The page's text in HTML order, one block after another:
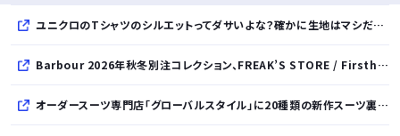
ユニクロのTシャツのシルエットってダサいよな？確かに生地はマシだけどさ
Barbour 2026年秋冬別注コレクション、FREAK’S STORE / Firsthand / Freadaから登場
オーダースーツ専門店「グローバルスタイル」に20種類の新作スーツ裏地が登場！おしゃれな花柄・サッカーボール・フラミンゴ・虎・フラガール・リゾート柄など豊富！